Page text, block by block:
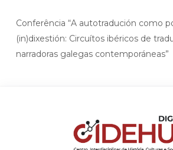
Conferência “A autotradución como
(in)dixestión: Circuítos ibéricos de
narradoras galegas contemporáneas”